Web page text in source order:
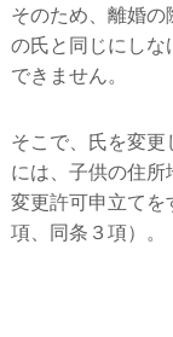
そのため、離婚
の氏と同じにしな
できません。
そこで、氏を変
には、子供の住
変更許可申立てを
項、同条３項）。